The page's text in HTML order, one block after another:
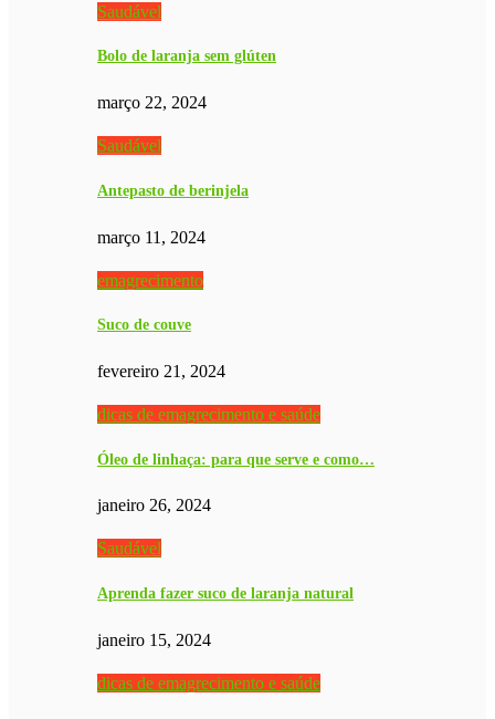
Saudável
Bolo de laranja sem glúten
março 22, 2024
Saudável
Antepasto de berinjela
março 11, 2024
emagrecimento
Suco de couve
fevereiro 21, 2024
dicas de emagrecimento e saúde
Óleo de linhaça: para que serve e como…
janeiro 26, 2024
Saudável
Aprenda fazer suco de laranja natural
janeiro 15, 2024
dicas de emagrecimento e saúde